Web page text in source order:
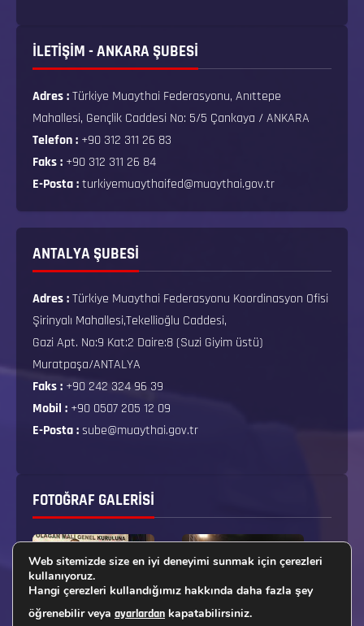
İLETİŞİM - ANKARA ŞUBESİ
Adres :Türkiye Muaythai Federasyonu, Anıttepe
Mahallesi, Gençlik Caddesi No: 5/5 Çankaya / ANKARA
Telefon : +90 312 311 26 83
Faks : +90 312 311 26 84
E-Posta :turkiyemuaythaifed@muaythai.gov.tr
ANTALYA ŞUBESİ
Adres :Türkiye Muaythai Federasyonu Koordinasyon Ofisi
Şirinyalı Mahallesi,Tekellioğlu Caddesi,
Gazi Apt. No:9 Kat:2 Daire:8 (Suzi Giyim üstü)
Muratpaşa/ANTALYA
Faks : +90 242 324 96 39
Mobil : +90 0507 205 12 09
E-Posta :sube@muaythai.gov.tr
FOTOĞRAF GALERISI
Web sitemizde size en iyi deneyimi sunmak için çerezleri
kullanıyoruz.
Hangi çerezleri kullandığımız hakkında daha fazla şey
öğrenebilir veya ayarlardan kapatabilirsiniz.